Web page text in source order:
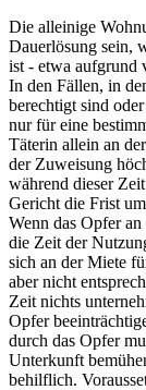
Die alleinige
Dauerlösung sein,
ist - etwa aufgrund
In den Fällen, in
berechtigt sind
nur für eine
Täterin allein an
der Zuweisung
während dieser
Gericht die Frist
Wenn das Opfer
die Zeit der
sich an der Miete
aber nicht
Zeit nichts
Opfer
durch das Opfer
Unterkunft
behilflich.